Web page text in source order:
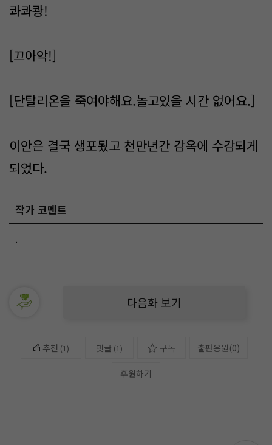
콰콰쾅!
[끄아악!]
[단탈리온을 죽여야해요.놀고있을 시간 없어요.]
이안은 결국 생포됬고 천만년간 감옥에 수감되게
되었다.
작가 코멘트
.
다음화 보기
추천 (1) 댓글 (1) 구독 출판응원(0)
후원하기